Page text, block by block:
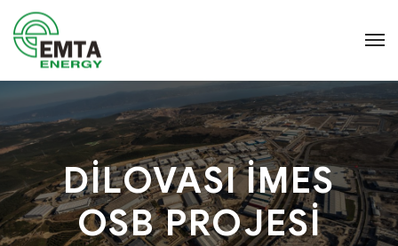
DİLOVASI İMES
OSB PROJESİ